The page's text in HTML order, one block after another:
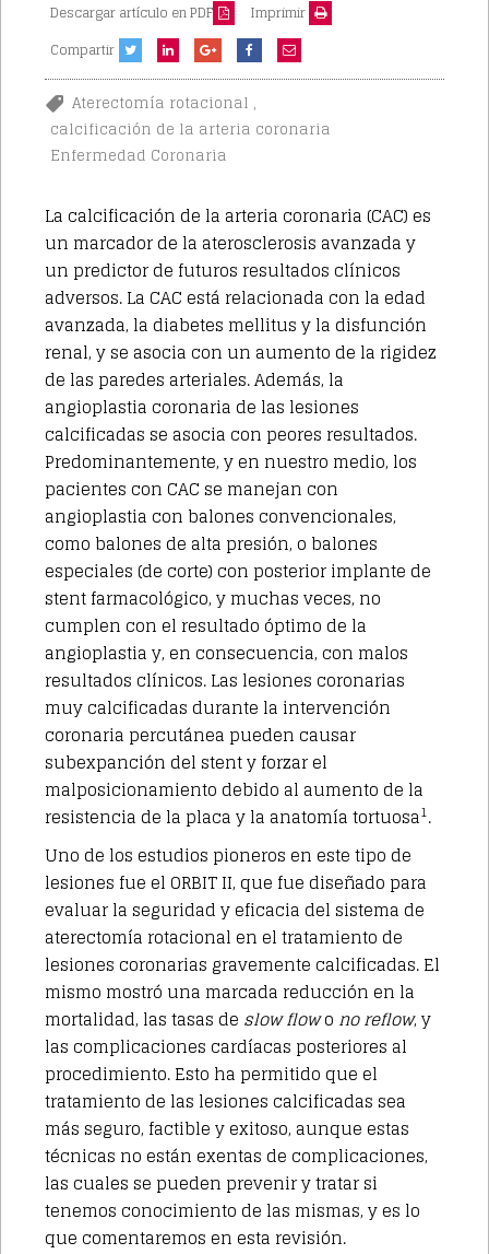
Descargar artículo en PDF
Imprimir
Compartir
Aterectomía rotacional ,
calcificación de la arteria coronaria
Enfermedad Coronaria
La calcificación de la arteria coronaria (CAC) es
un marcador de la aterosclerosis avanzada y
un predictor de futuros resultados clínicos
adversos. La CAC está relacionada con la edad
avanzada, la diabetes mellitus y la disfunción
renal, y se asocia con un aumento de la rigidez
de las paredes arteriales. Además, la
angioplastia coronaria de las lesiones
calcificadas se asocia con peores resultados.
Predominantemente, y en nuestro medio, los
pacientes con CAC se manejan con
angioplastia con balones convencionales,
como balones de alta presión, o balones
especiales (de corte) con posterior implante de
stent farmacológico, y muchas veces, no
cumplen con el resultado óptimo de la
angioplastia y, en consecuencia, con malos
resultados clínicos. Las lesiones coronarias
muy calcificadas durante la intervención
coronaria percutánea pueden causar
subexpanción del stent y forzar el
malposicionamiento debido al aumento de la
resistencia de la placa y la anatomía tortuosa1.
Uno de los estudios pioneros en este tipo de
lesiones fue el ORBIT II, que fue diseñado para
evaluar la seguridad y eficacia del sistema de
aterectomía rotacional en el tratamiento de
lesiones coronarias gravemente calcificadas. El
mismo mostró una marcada reducción en la
mortalidad, las tasas de slow flowo no reflow, y
las complicaciones cardíacas posteriores al
procedimiento. Esto ha permitido que el
tratamiento de las lesiones calcificadas sea
más seguro, factible y exitoso, aunque estas
técnicas no están exentas de complicaciones,
las cuales se pueden prevenir y tratar si
tenemos conocimiento de las mismas, y es lo
que comentaremos en esta revisión.